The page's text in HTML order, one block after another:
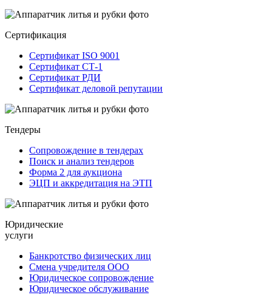
Сертификация
Сертификат ISO 9001
Сертификат СТ-1
Сертификат РДИ
Сертификат деловой репутации
Тендеры
Сопровождение в тендерах
Поиск и анализ тендеров
Форма 2 для аукциона
ЭЦП и аккредитация на ЭТП
Юридические
услуги
Банкротство физических лиц
Смена учредителя ООО
Юридическое сопровождение
Юридическое обслуживание